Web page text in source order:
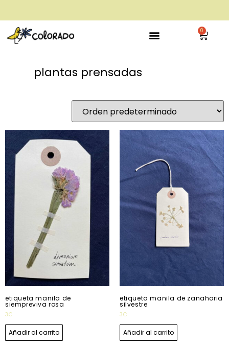
envío gratis a partir de 28€ 0
plantas prensadas
etiqueta manila de
siempreviva rosa
3€
Añadir al carrito
etiqueta manila de zanahoria
silvestre
3€
Añadir al carrito